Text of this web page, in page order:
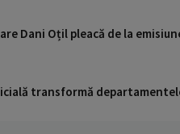
Dani Oțil pleacă de la
transformă